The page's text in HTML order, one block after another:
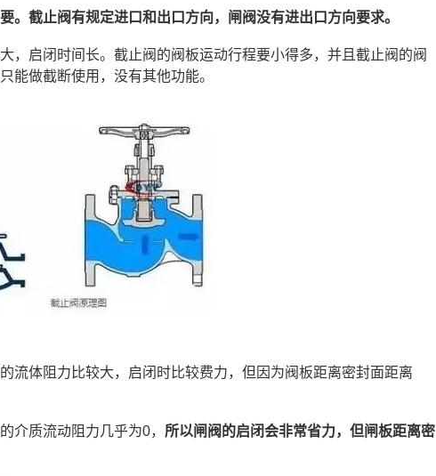
截止阀有规定进口和出口方向，闸阀没有进出口方向要求。
，启闭时间长。截止阀的阀板运动行程要小得多，并且截止阀的阀
能做截断使用，没有其他功能。
流体阻力比较大，启闭时比较费力，但因为阀板距离密封面距离
介质流动阻力几乎为0， 所以闸阀的启闭会非常省力，但闸板距离密